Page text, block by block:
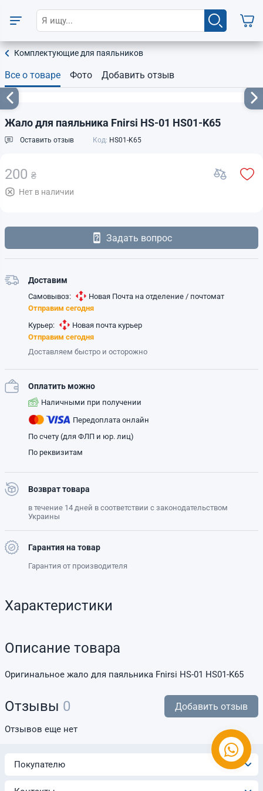
Комплектующие для паяльников
Все о товаре Фото Добавить отзыв
Жало для паяльника Fnirsi HS-01 HS01-K65
Оставить отзыв Код: HS01-K65
200 ₴
Нет в наличии
Задать вопрос
Доставим
Самовывоз:
Новая Почта на отделение / почтомат
Отправим сегодня
Курьер:
Новая почта курьер
Отправим сегодня
Доставляем быстро и осторожно
Оплатить можно
Наличными при получении
Передоплата онлайн
По счету (для ФЛП и юр. лиц)
По реквизитам
Возврат товара
в течение 14 дней в соответствии с законодательством
Украины
Гарантия на товар
Гарантия от производителя
Характеристики
Описание товара
Оригинальное жало для паяльника Fnirsi HS-01 HS01-K65
Отзывы 0 Добавить отзыв
Отзывов еще нет
Покупателю